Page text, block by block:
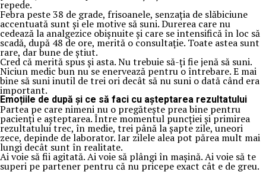
repede.
Febra peste 38 de grade, frisoanele, senzația de slăbiciune
accentuată sunt și ele motive să suni. Durerea care nu
cedează la analgezice obișnuite și care se intensifică în loc să
scadă, după 48 de ore, merită o consultație. Toate astea sunt
rare, dar bune de știut.
Cred că merită spus și asta. Nu trebuie să-ți fie jenă să suni.
Niciun medic bun nu se enervează pentru o întrebare. E mai
bine să suni inutil de trei ori decât să nu suni o dată când era
important.
Emoțiile de după și ce să faci cu așteptarea rezultatului
Partea pe care nimeni nu o pregătește prea bine pentru
pacienți e așteptarea. Între momentul puncției și primirea
rezultatului trec, în medie, trei până la șapte zile, uneori
zece, depinde de laborator. Iar zilele alea pot părea mult mai
lungi decât sunt în realitate.
Ai voie să fii agitată. Ai voie să plângi în mașină. Ai voie să te
superi pe partener pentru că nu pricepe exact cât e de greu.